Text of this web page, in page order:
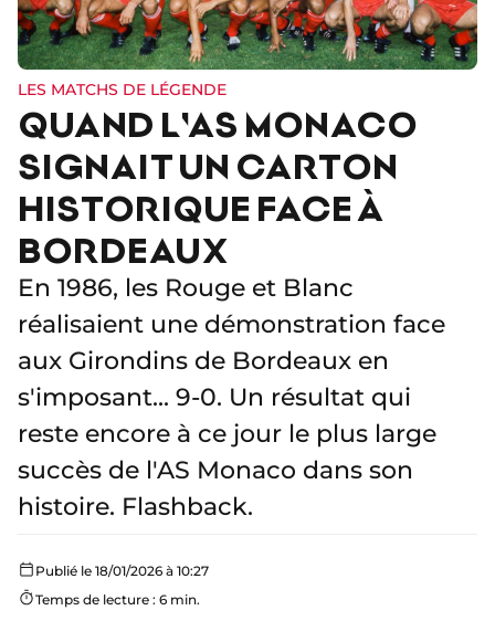
LES MATCHS DE LÉGENDE
QUAND L'AS MONACO
SIGNAIT UN CARTON
HISTORIQUE FACE À
BORDEAUX
En 1986, les Rouge et Blanc
réalisaient une démonstration face
aux Girondins de Bordeaux en
s'imposant... 9-0. Un résultat qui
reste encore à ce jour le plus large
succès de l'AS Monaco dans son
histoire. Flashback.
Publié le 18/01/2026 à 10:27
Temps de lecture : 6 min.